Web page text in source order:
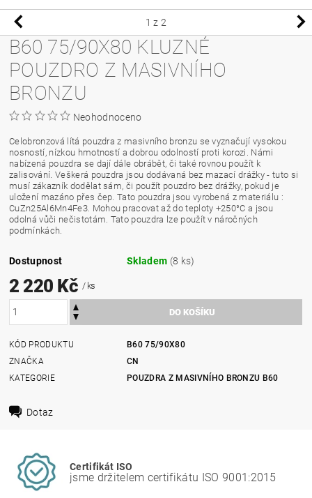
1 z 2
B60 75/90X80 KLUZNÉ
POUZDRO Z MASIVNÍHO
BRONZU
Neohodnoceno
Celobronzová lítá pouzdra z masivního bronzu se vyznačují vysokou
nosností, nízkou hmotností a dobrou odolností proti korozi. Námi
nabízená pouzdra se dají dále obrábět, či také rovnou použít k
zalisování. Veškerá pouzdra jsou dodávaná bez mazací drážky - tuto si
musí zákazník dodělat sám, či použít pouzdro bez drážky, pokud je
uložení mazáno přes čep. Tato pouzdra jsou vyrobená z materiálu :
CuZn25Al6Mn4Fe3. Mohou pracovat až do teploty +250°C a jsou
odolná vůči nečistotám. Tato pouzdra lze použít v náročných
podmínkách.
Dostupnost Skladem (8 ks)
2 220 Kč / ks
KÓD PRODUKTU
B60 75/90X80
ZNAČKA
CN
KATEGORIE
POUZDRA Z MASIVNÍHO BRONZU B60
Dotaz
Certifikát ISO
jsme držitelem certifikátu ISO 9001:2015